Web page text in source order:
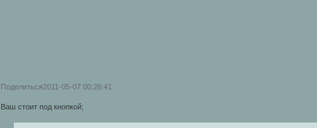
Поделиться2011-05-07 00:26:41
Ваш стоит под кнопкой;